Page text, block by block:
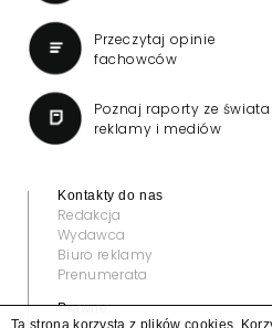
Przeczytaj opinie
fachowców
Poznaj raporty ze świata
reklamy i mediów
Kontakty do nas
Redakcja
Wydawca
Biuro reklamy
Prenumerata
Prawne:
Ta strona korzysta z plików cookies.